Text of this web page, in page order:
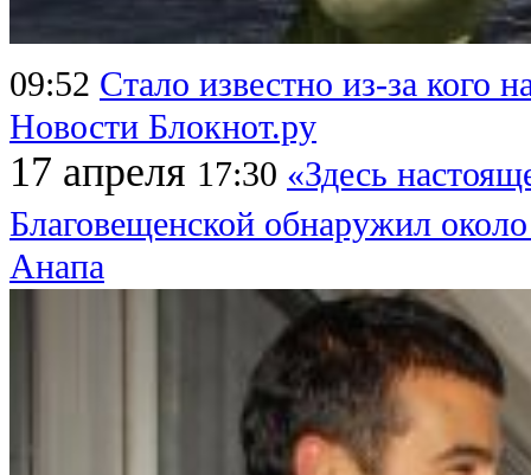
09:52 Стало известно из-за кого
Новости Блокнот.ру
17 апреля 17:30 «Здесь
Благовещенской обнаружил
Анапа